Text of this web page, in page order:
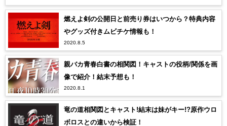
燃えよ剣の公開日と前売り券はいつから？特典内容
やグッズ付きムビチケ情報も！
2020.8.5
親バカ青春白書の相関図！キャストの役柄/関係を画
像で紹介！結末予想も！
2020.8.1
竜の道相関図とキャスト!結末は妹がキー!?原作ウロ
ボロスとの違いから検証！